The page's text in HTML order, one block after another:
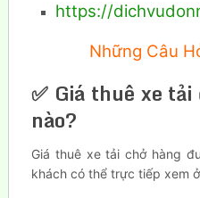
https://
Những Câu
✅ Giá thuê xe
nào?
Giá thuê xe tải chở hàng
khách có thể trực tiếp xem